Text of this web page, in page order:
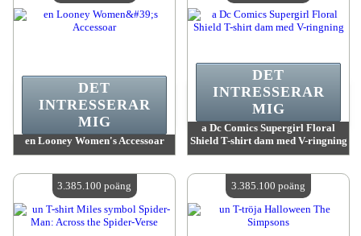
en Looney Women's Accessoar
Antal tillgängliga:4
DET
INTRESSERAR
MIG
a Dc Comics Supergirl Floral
Shield T-shirt dam med V-ringning
Antal tillgängliga:4
DET
INTRESSERAR
MIG
3.385.100 poäng 3.385.100 poäng